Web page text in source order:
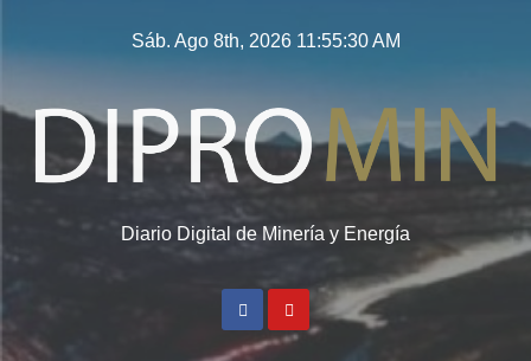
Sáb. Ago 8th, 2026 11:55:31 AM
Diario Digital de Minería y Energía